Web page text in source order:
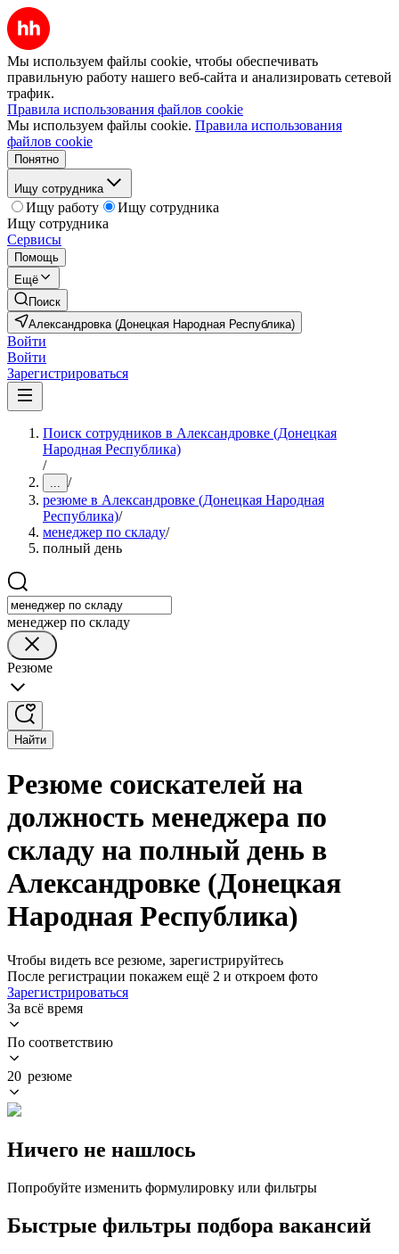
Мы используем файлы cookie, чтобы обеспечивать
правильную работу нашего веб-сайта и анализировать сетевой
трафик.
Правила использования файлов cookie
Мы используем файлы cookie. Правила использования
файлов cookie
Понятно
Ищу сотрудника
Ищу работу
Ищу сотрудника
Ищу сотрудника
Сервисы
Помощь
Ещё
Поиск
Александровка (Донецкая Народная Республика)
Войти
Войти
Зарегистрироваться
Поиск сотрудников в Александровке (Донецкая
Народная Республика)
/
... /
резюме в Александровке (Донецкая Народная
Республика)/
менеджер по складу/
полный день
менеджер по складу
Резюме
Найти
Резюме соискателей на
должность менеджера по
складу на полный день в
Александровке (Донецкая
Народная Республика)
Чтобы видеть все резюме, зарегистрируйтесь
После регистрации покажем ещё 2 и откроем фото
Зарегистрироваться
За всё время
По соответствию
20 резюме
Ничего не нашлось
Попробуйте изменить формулировку или фильтры
Быстрые фильтры подбора вакансий